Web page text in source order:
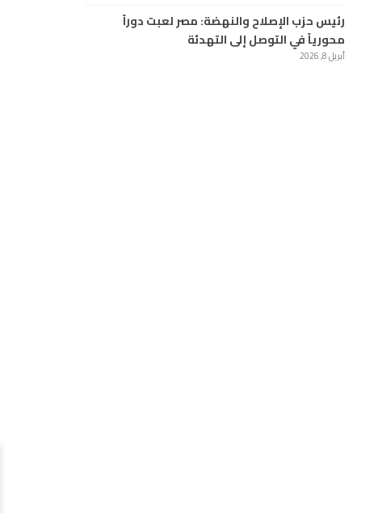
رئيس حزب الإصلاح والنهضة: مصر لعبت دوراً
محورياً في التوصل إلى التهدئة
أبريل 8, 2026